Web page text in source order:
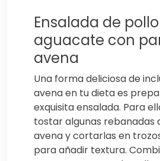
Ensalada de
aguacate con
avena
Una forma deliciosa de
avena en tu dieta es
exquisita ensalada. Para
tostar algunas rebanadas
avena y cortarlas en
para añadir textura.